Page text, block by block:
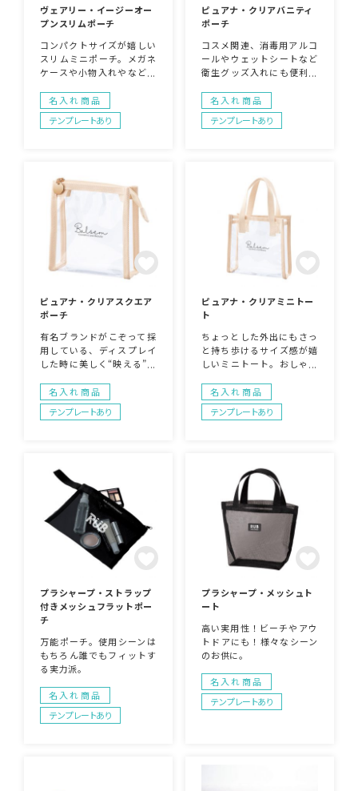
ヴェアリー・イージーオー
プンスリムポーチ
コンパクトサイズが嬉しい
スリムミニポーチ。メガネ
ケースや小物入れやなどに
部の両サイドを押すだけで
開くことができる扱いの手
軽さもポイント！名入れが
れなオリジナルグッズを作
ることができます！企業や
会社の販促品・ノベルティ
でお困りの場合、オシャレ
で安いオリジナルのものを
名入れ商品
テンプレートあり
ピュアナ・クリアバニティ
ポーチ
コスメ関連、消毒用アルコ
ールやウェットシートなど
衛生グッズ入れにも便利な
しゃれなクリア素材は、美
容やコスメ、生活雑貨やイ
ンテリアグッズなど商品や
つ上、高見えするので店頭
でディスプレイしても“映え
度”はばっちりです。企業や
会社の販促品・ノベルティ
でお困りの場合、オシャレ
で安いオリジナルのものを
名入れ商品
テンプレートあり
ピュアナ・クリアスクエア
ポーチ
有名ブランドがこぞって採
用している、ディスプレイ
した時に美しく“映える”自
なクリア素材は、美容やコ
スメ、生活雑貨やインテリ
アグッズなど商品や名入れ
見えするので店頭でディス
プレイしても“映え度”はば
っちりです。企業や会社の
販促品・ノベルティでお困
りの場合、オシャレで安い
オリジナルのものをご提案
名入れ商品
テンプレートあり
ピュアナ・クリアミニトー
ト
ちょっとした外出にもさっ
と持ち歩けるサイズ感が嬉
しいミニトート。おしゃれ
スメ、生活雑貨やインテリ
アグッズなど商品や名入れ
のアピール効果抜群。異素
プレイしても“映え度”はば
っちりです。企業や会社の
販促品・ノベルティでお困
りの場合、オシャレで安い
オリジナルのものをご提案
します。
名入れ商品
テンプレートあり
プラシャープ・ストラップ
付きメッシュフラットポー
チ
万能ポーチ。使用シーンは
もちろん誰でもフィットす
る実力派。
名入れ商品
テンプレートあり
プラシャープ・メッシュト
ート
高い実用性！ビーチやアウ
トドアにも！様々なシーン
のお供に。
名入れ商品
テンプレートあり